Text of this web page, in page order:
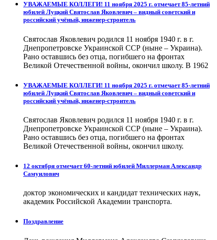
УВАЖАЕМЫЕ КОЛЛЕГИ! 11 ноября 2025 г. отмечает 85-летний
юбилей Луцкий Святослав Яковлевич – видный советский и
российский учёный, инженер-строитель
Святослав Яковлевич родился 11 ноября 1940 г. в г.
Днепропетровске Украинской ССР (ныне – Украина).
Рано оставшись без отца, погибшего на фронтах
Великой Отечественной войны, окончил школу. В 1962
УВАЖАЕМЫЕ КОЛЛЕГИ! 11 ноября 2025 г. отмечает 85-летний
юбилей Луцкий Святослав Яковлевич – видный советский и
российский учёный, инженер-строитель
Святослав Яковлевич родился 11 ноября 1940 г. в г.
Днепропетровске Украинской ССР (ныне – Украина).
Рано оставшись без отца, погибшего на фронтах
Великой Отечественной войны, окончил школу.
12 октября отмечает 60-летний юбилей Миллерман Александр
Самуилович
доктор экономических и кандидат технических наук,
академик Российской Академии транспорта.
Поздравление